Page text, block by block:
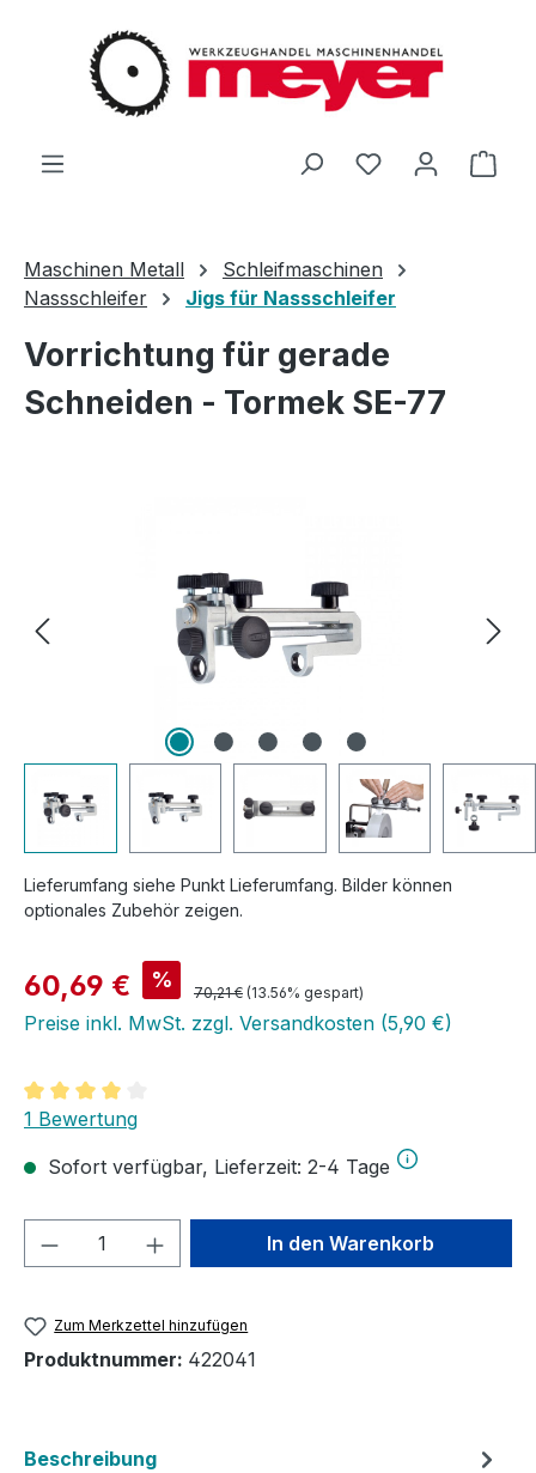
Zum Hauptinhalt springen
Du hast 0
Maschinen Metall
Schleifmaschinen
Nassschleifer
Jigs für Nassschleifer
Vorrichtung für gerade
Schneiden - Tormek SE-77
Lieferumfang siehe Punkt Lieferumfang. Bilder können
optionales Zubehör zeigen.
Verkaufspreis:
60,69 € % Regulärer Preis:
70,21 € (13.56% gespart)
Preise inkl. MwSt. zzgl. Versandkosten (5,90 €)
Durchschnittliche Bewertung von 4 von 5 Sternen
1 Bewertung
Sofort verfügbar, Lieferzeit: 2-4 Tage
Produkt Anzahl: Gib denIn den Warenkorb
Zum Merkzettel hinzufügen
Produktnummer: 422041
Beschreibung